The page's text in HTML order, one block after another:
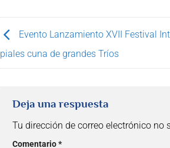
Evento Lanzamiento XVII Festival
Ipiales cuna de grandes Tríos
Deja una respuesta
Tu dirección de correo electrónico no
Comentario*